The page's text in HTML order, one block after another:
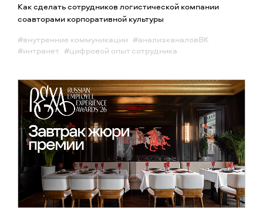
Как сделать сотрудников логистической компании
соавторами корпоративной культуры
#внутренние коммуникации #анализканаловВК
#интранет #цифровой опыт сотрудника